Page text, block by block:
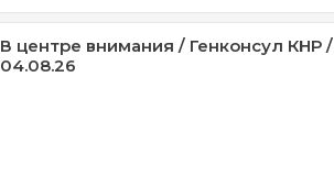
В центре внимания / Генконсул КНР /
04.08.26